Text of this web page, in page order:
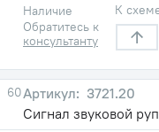
Наличие
Обратитесь к
консультанту
К
60
3721.20
Сигнал звуковой